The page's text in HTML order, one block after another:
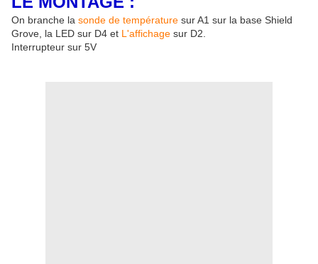
On branche la sonde de température sur A1 sur la base Shield
Grove, la LED sur D4 et L'affichage sur D2.
Interrupteur sur 5V